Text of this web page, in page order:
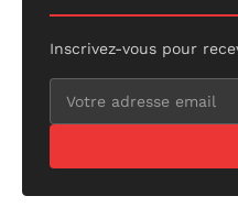
Inscrivez-vous pour